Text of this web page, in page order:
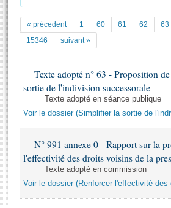
Documents parlementaires
Projets de loi
Propositions de loi
Amendements
Textes adoptés
Rapports d'enquête
Rapports législatifs
Rapports sur l'application des lois
Baromètre de l’application des lois
Documents de référence
( Constitution | Règlement de
Histoire
Juniors
Anciennes législatures
La Bibliothèque
Les archives
Photos libres de droit
« précedent 1 60 61 62 63
15346
suivant »
Texte adopté n° 63 - Proposition
sortie de l'indivision successorale
Texte adopté en séance publique
Voir le dossier (Simplifier la sortie de
N° 991 annexe 0 - Rapport sur la
l'effectivité des droits voisins de la
Texte adopté en commission
Voir le dossier (Renforcer l'effectivité